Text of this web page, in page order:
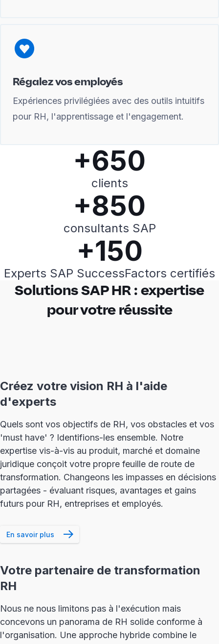
Régalez vos employés
Expériences privilégiées avec des outils intuitifs
pour RH, l'apprentissage et l'engagement.
+650
clients
+850
consultants SAP
+150
Experts SAP SuccessFactors certifiés
Solutions SAP HR : expertise
pour votre réussite
Créez votre vision RH à l'aide
d'experts
Quels sont vos objectifs de RH, vos obstacles et vos
'must have' ? Identifions-les ensemble. Notre
expertise vis-à-vis au produit, marché et domaine
juridique conçoit votre propre feuille de route de
transformation. Changeons les impasses en décisions
partagées - évaluant risques, avantages et gains
futurs pour RH, entreprises et employés.
En savoir plus
Votre partenaire de transformation
RH
Nous ne nous limitons pas à l'exécution mais
concevons un panorama de RH solide conforme à
l'organisation. Une approche hybride combine le